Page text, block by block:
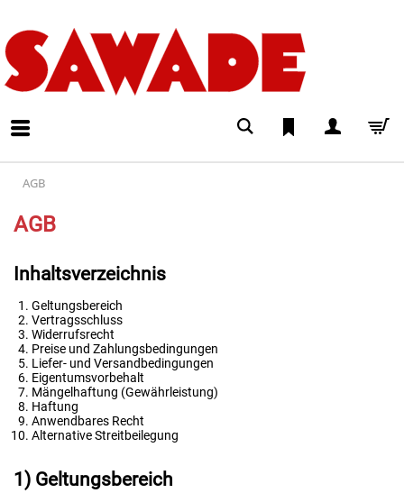
AGB
AGB
Inhaltsverzeichnis
Geltungsbereich
Vertragsschluss
Widerrufsrecht
Preise und Zahlungsbedingungen
Liefer- und Versandbedingungen
Eigentumsvorbehalt
Mängelhaftung (Gewährleistung)
Haftung
Anwendbares Recht
Alternative Streitbeilegung
1) Geltungsbereich